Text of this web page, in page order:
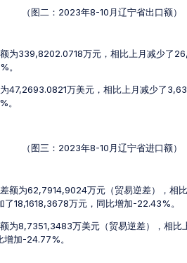
（图二：2023年8-10月辽宁省出口额）
为339,8202.0718万元，相比上月减少了
。
47,2693.0821万美元，相比上月减少了
。
（图三：2023年8-10月辽宁省进口额）
额为62,7914,9024万元（贸易逆差），相
18,1618,3678万元，同比增加-22.43%。
为8,7351,3483万美元（贸易逆差），相
加-24.77%。